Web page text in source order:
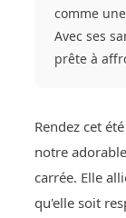
comme
Avec ses
prête à
Rendez cet
notre
carrée. Elle
qu'elle soit